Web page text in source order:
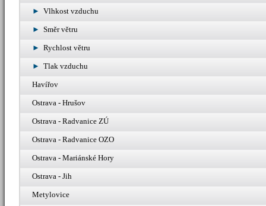
Vlhkost vzduchu
Směr větru
Rychlost větru
Tlak vzduchu
Havířov
Ostrava - Hrušov
Ostrava - Radvanice ZÚ
Ostrava - Radvanice OZO
Ostrava - Mariánské Hory
Ostrava - Jih
Metylovice